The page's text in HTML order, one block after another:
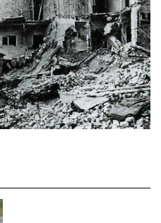
ЗА ПОЛЗВАНЕ
ЗА БИСКВИТКИТЕ